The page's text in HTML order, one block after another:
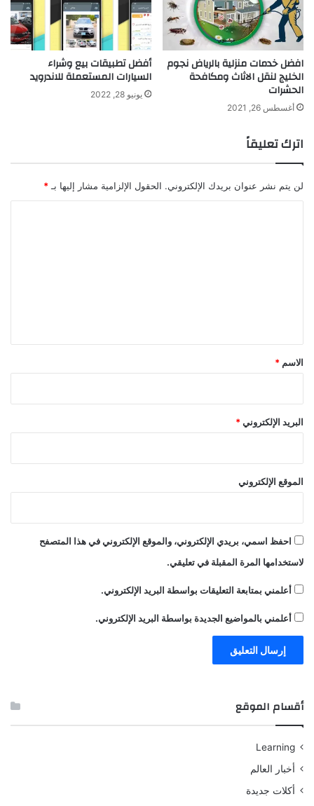
افضل خدمات منزلية بالرياض نجوم
الخليج لنقل الاثاث ومكافحة
الحشرات
أغسطس 26, 2021
أفضل تطبيقات بيع وشراء
السيارات المستعملة للاندرويد
يونيو 28, 2022
اترك تعليقاً
لن يتم نشر عنوان بريدك الإلكتروني. الحقول الإلزامية مشار إليها بـ *
*
الاسم *
البريد الإلكتروني *
الموقع الإلكتروني
احفظ اسمي، بريدي الإلكتروني، والموقع الإلكتروني في هذا المتصفح
لاستخدامها المرة المقبلة في تعليقي.
أعلمني بمتابعة التعليقات بواسطة البريد الإلكتروني.
أعلمني بالمواضيع الجديدة بواسطة البريد الإلكتروني.
أقسام الموقع
Learning
أخبار العالم
أكلات جديدة